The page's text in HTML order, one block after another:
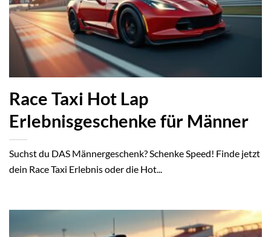
Race Taxi Hot Lap
Erlebnisgeschenke für Männer
Suchst du DAS Männergeschenk? Schenke Speed! Finde jetzt
dein Race Taxi Erlebnis oder die Hot...